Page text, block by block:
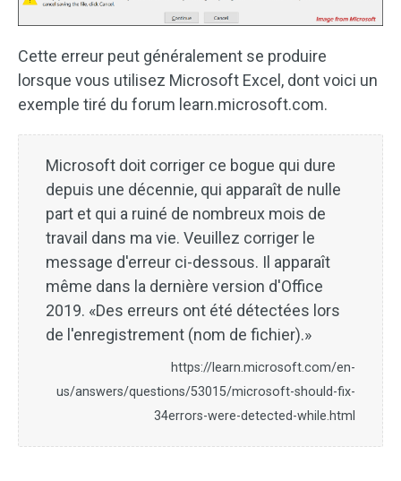
Cette erreur peut généralement se produire
lorsque vous utilisez Microsoft Excel, dont voici un
exemple tiré du forum learn.microsoft.com.
Microsoft doit corriger ce bogue qui dure
depuis une décennie, qui apparaît de nulle
part et qui a ruiné de nombreux mois de
travail dans ma vie. Veuillez corriger le
message d'erreur ci-dessous. Il apparaît
même dans la dernière version d'Office
2019. «Des erreurs ont été détectées lors
de l'enregistrement (nom de fichier).»
https://learn.microsoft.com/en-
us/answers/questions/53015/microsoft-should-fix-
34errors-were-detected-while.html